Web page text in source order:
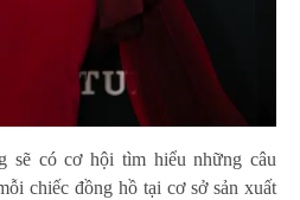
sẽ có cơ hội tìm hiểu những câu
chiếc đồng hồ tại cơ sở sản xuất